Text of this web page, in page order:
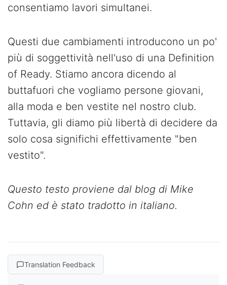
consentiamo lavori simultanei.
Questi due cambiamenti introducono un po'
più di soggettività nell'uso di una Definition
of Ready. Stiamo ancora dicendo al
buttafuori che vogliamo persone giovani,
alla moda e ben vestite nel nostro club.
Tuttavia, gli diamo più libertà di decidere da
solo cosa significhi effettivamente "ben
vestito".
Questo testo proviene dal blog di Mike
Cohn ed è stato tradotto in italiano.
Translation Feedback